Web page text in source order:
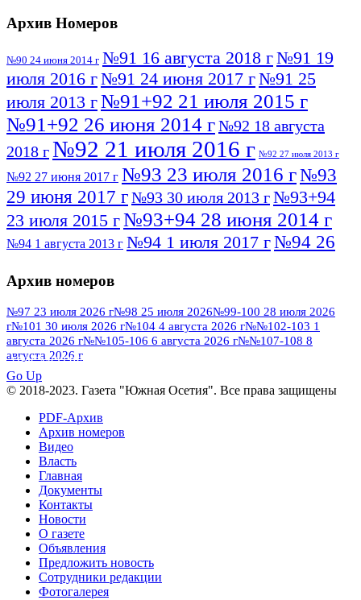
Архив Номеров
№90 24 июня 2014 г №91 16 августа 2018 г№91 19
июля 2016 г№91 24 июня 2017 г№91 25
июля 2013 г№91+92 21 июля 2015 г
№91+92 26 июня 2014 г№92 18 августа
2018 г№92 21 июля 2016 г №92 27 июля 2013 г
№92 27 июня 2017 г №93 23 июля 2016 г№93
29 июня 2017 г№93 30 июля 2013 г№93+94
23 июля 2015 г№93+94 28 июня 2014 г
№94 1 августа 2013 г №94 1 июля 2017 г№94 26
№95 7 августа 2012 г
№95 28 июля 2016 г №95+96 3 августа
2013 г№96 6 июля 2017 г№96 9 августа
2012 г №96 28 июля 2015 г
№96+97 30 июля 2016 г
№97 11 августа 2012 г
№97 30 июля 2015 г
№98 2 августа 2016 г
августа 2013 г
№98+99 11 июля 2017 г
августа 2016 г
августа 2012 г
Архив номеров
№97 23 июля 2026 г№98 25 июля 2026№99-100 28 июля 2026
г№101 30 июля 2026 г№104 4 августа 2026 г№№102-103 1
августа 2026 г№№105-106 6 августа 2026 г№№107-108 8
августа 2026 г
ПОСМОТРЕТЬ ВСЕ
Go Up
© 2018-2023. Газета "Южная Осетия". Все права защищены
PDF-Архив
Архив номеров
Видео
Власть
Главная
Документы
Контакты
Новости
О газете
Объявления
Предложить новость
Сотрудники редакции
Фотогалерея